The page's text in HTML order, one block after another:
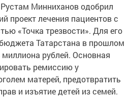
Минниханов одобрил
проект лечения пациентов с
«Точка трезвости». Для его
Татарстана в прошлом
рублей. Основная
ремиссию у
матерей, предотвратить
и изъятие детей из семей.